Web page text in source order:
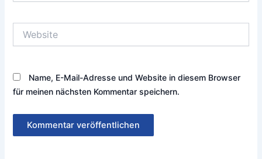
Name, E-Mail-Adresse und Website in diesem Browser
für meinen nächsten Kommentar speichern.